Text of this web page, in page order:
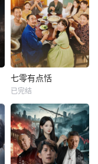
七零有点恬
已完结